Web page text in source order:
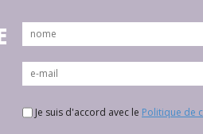
Je suis d'accord avec le Politique de